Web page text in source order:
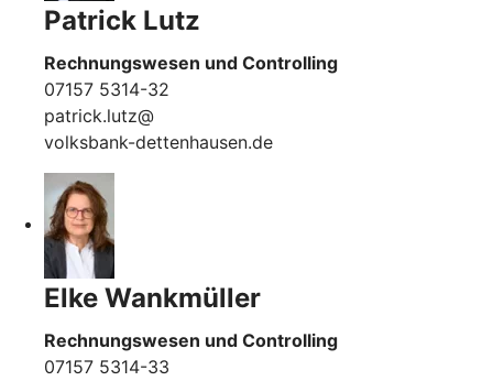
Patrick Lutz
Rechnungswesen und Controlling
07157 5314-32
patrick.lutz@
volksbank-dettenhausen.de
Elke Wankmüller
Rechnungswesen und Controlling
07157 5314-33